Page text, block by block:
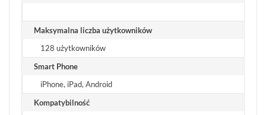
Maksymalna liczba użytkowników
128 użytkowników
Smart Phone
iPhone, iPad, Android
Kompatybilność